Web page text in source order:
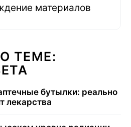
материалов
ТЕМЕ:
бутылки: реально
лекарства